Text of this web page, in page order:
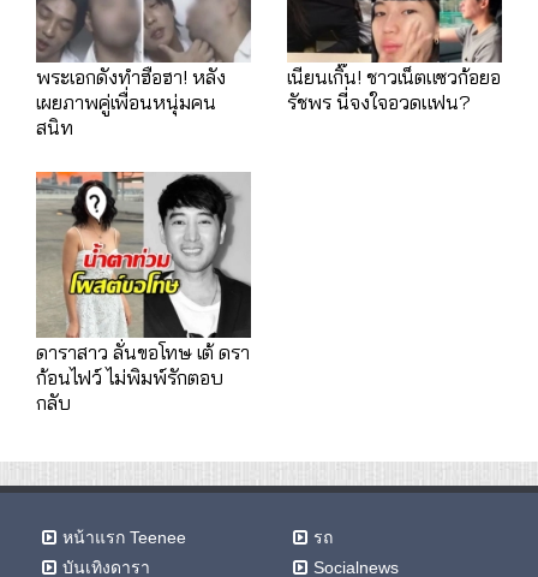
พระเอกดังทำฮือฮา! หลัง
เผยภาพคู่เพื่อนหนุ่มคน
สนิท
เนียนเกิ๊น! ชาวเน็ตแซวก้อยอ
รัชพร นี่จงใจอวดแฟน?
ดาราสาว ลั่นขอโทษ เต้ ดรา
ก้อนไฟว์ ไม่พิมพ์รักตอบ
กลับ
หน้าแรก Teenee
บันเทิงดารา
รถ
Socialnews